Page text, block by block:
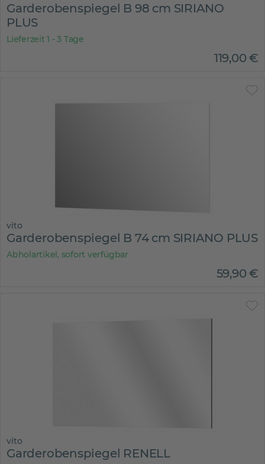
Garderobenspiegel B 98 cm SIRIANO
PLUS
Lieferzeit 1 - 3 Tage
119,00€
vito
Garderobenspiegel B 74 cm SIRIANO PLUS
Abholartikel, sofort verfügbar
59,90€
vito
Garderobenspiegel RENELL